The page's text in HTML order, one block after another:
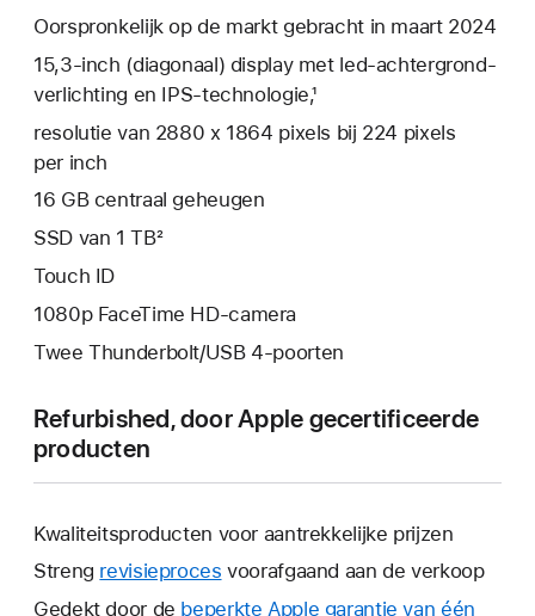
Oorspronkelijk op de markt gebracht in maart 2024
15,3‑inch (diagonaal) display met led-achtergrond­­­­
verlichting en IPS‑technologie,¹
resolutie van 2880 x 1864 pixels bij 224 pixels
per inch
16 GB centraal geheugen
SSD van 1 TB²
Touch ID
1080p FaceTime HD-camera
Twee Thunderbolt/USB 4-poorten
Refurbished, door Apple gecertificeerde
producten
Kwaliteitsproducten voor aantrekkelijke prijzen
Streng revisieproces voorafgaand aan de verkoop
Gedekt door de beperkte Apple garantie van één